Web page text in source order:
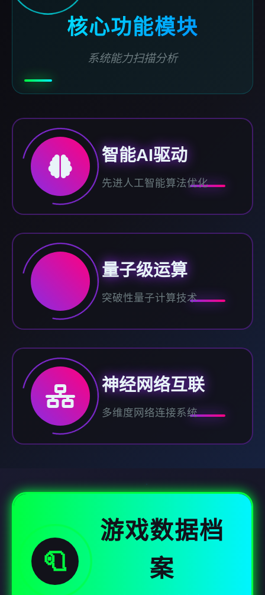
核心功能模块
系统能力扫描分析
智能AI驱动
先进人工智能算法优化
量子级运算
突破性量子计算技术
神经网络互联
多维度网络连接系统
🧻
游戏数据档
案